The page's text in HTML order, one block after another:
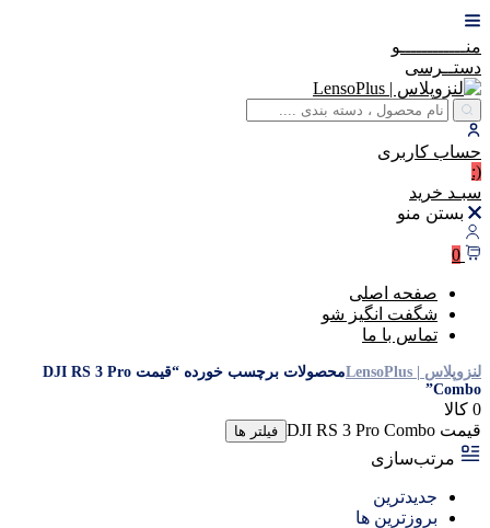
منــــــــــــو
دستــرسی
حساب کاربری
(:
سبـد خرید
بستن منو
0
صفحه اصلی
شگفت انگیز شو
تماس با ما
لنزوپلاس | LensoPlus
محصولات برچسب خورده “قیمت DJI RS 3 Pro
Combo”
0 کالا
قیمت DJI RS 3 Pro Combo
فیلتر ها
مرتب‌سازی
جدیدترین
بروزترین ها